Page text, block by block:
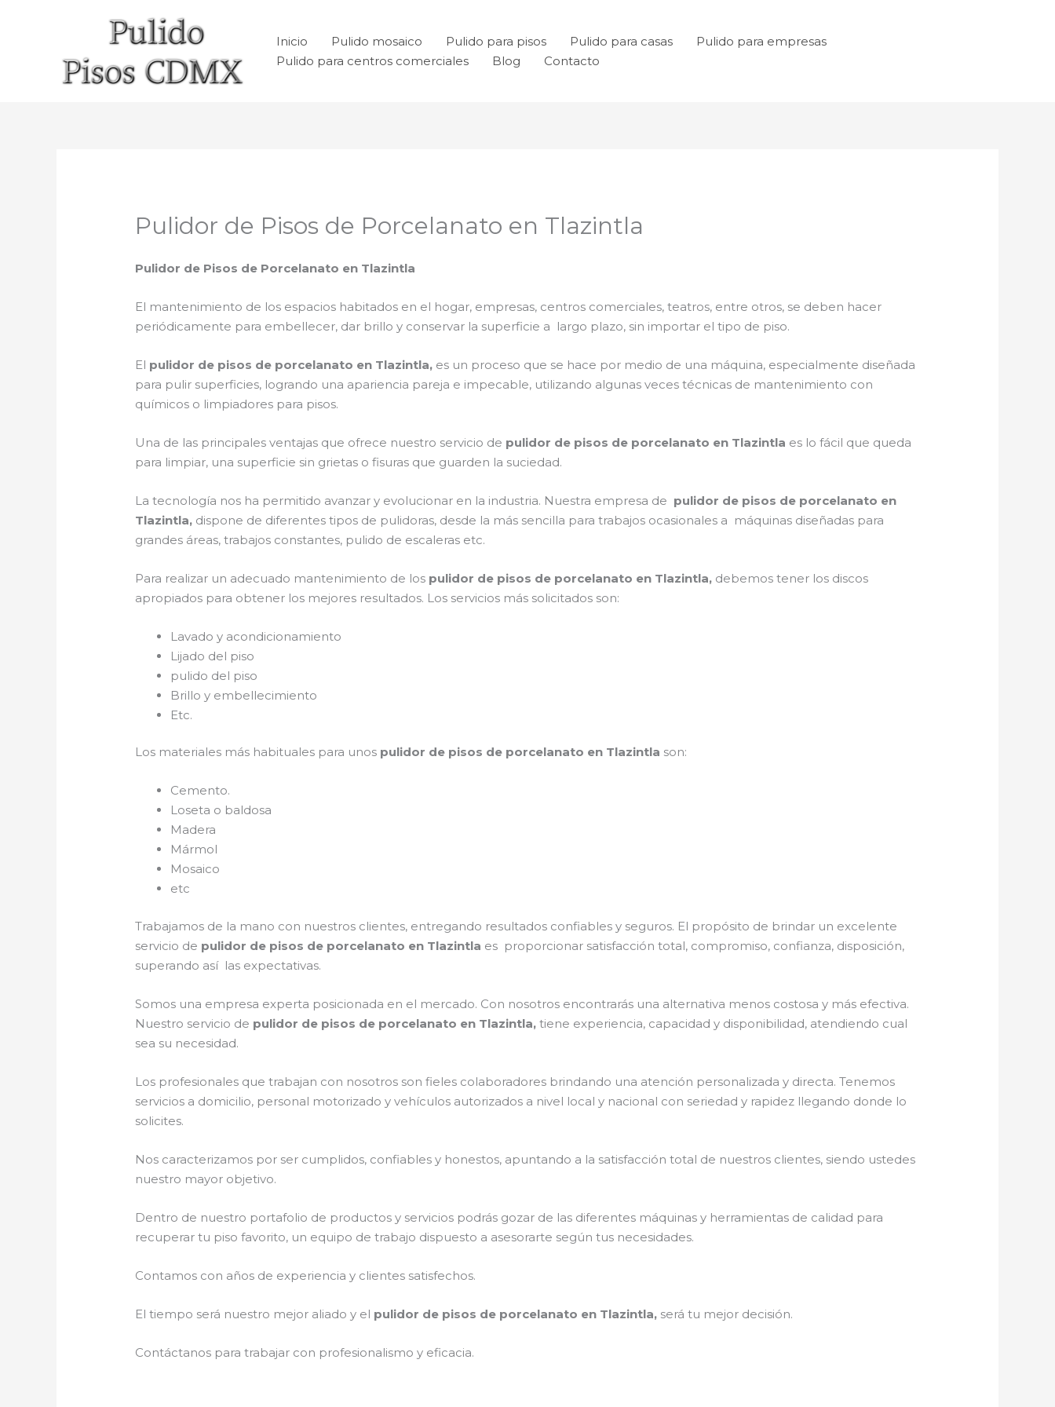
Inicio Pulido mosaico Pulido para pisos Pulido para casas
Pulido para empresas
Pulido para centros comerciales
Blog Contacto
Pulidor de Pisos de Porcelanato en Tlazintla
Pulidor de Pisos de Porcelanato en Tlazintla
El mantenimiento de los espacios habitados en el hogar, empresas, centros comerciales, teatros, entre otros, se deben hacer
periódicamente para embellecer, dar brillo y conservar la superficie a largo plazo, sin importar el tipo de piso.
El pulidor de pisos de porcelanato en Tlazintla, es un proceso que se hace por medio de una máquina, especialmente diseñada
para pulir superficies, logrando una apariencia pareja e impecable, utilizando algunas veces técnicas de mantenimiento con
químicos o limpiadores para pisos.
Una de las principales ventajas que ofrece nuestro servicio de pulidor de pisos de porcelanato en Tlazintla es lo fácil que queda
para limpiar, una superficie sin grietas o fisuras que guarden la suciedad.
La tecnología nos ha permitido avanzar y evolucionar en la industria. Nuestra empresa de pulidor de pisos de porcelanato en
Tlazintla, dispone de diferentes tipos de pulidoras, desde la más sencilla para trabajos ocasionales a máquinas diseñadas para
grandes áreas, trabajos constantes, pulido de escaleras etc.
Para realizar un adecuado mantenimiento de los pulidor de pisos de porcelanato en Tlazintla, debemos tener los discos
apropiados para obtener los mejores resultados. Los servicios más solicitados son:
Lavado y acondicionamiento
Lijado del piso
pulido del piso
Brillo y embellecimiento
Etc.
Los materiales más habituales para unos pulidor de pisos de porcelanato en Tlazintla son:
Cemento.
Loseta o baldosa
Madera
Mármol
Mosaico
etc
Trabajamos de la mano con nuestros clientes, entregando resultados confiables y seguros. El propósito de brindar un excelente
servicio de pulidor de pisos de porcelanato en Tlazintla es proporcionar satisfacción total, compromiso, confianza, disposición,
superando así las expectativas.
Somos una empresa experta posicionada en el mercado. Con nosotros encontrarás una alternativa menos costosa y más efectiva.
Nuestro servicio de pulidor de pisos de porcelanato en Tlazintla,tiene experiencia, capacidad y disponibilidad, atendiendo cual
sea su necesidad.
Los profesionales que trabajan con nosotros son fieles colaboradores brindando una atención personalizada y directa. Tenemos
servicios a domicilio, personal motorizado y vehículos autorizados a nivel local y nacional con seriedad y rapidez llegando donde lo
solicites.
Nos caracterizamos por ser cumplidos, confiables y honestos, apuntando a la satisfacción total de nuestros clientes, siendo ustedes
nuestro mayor objetivo.
Dentro de nuestro portafolio de productos y servicios podrás gozar de las diferentes máquinas y herramientas de calidad para
recuperar tu piso favorito, un equipo de trabajo dispuesto a asesorarte según tus necesidades.
Contamos con años de experiencia y clientes satisfechos.
El tiempo será nuestro mejor aliado y el pulidor de pisos de porcelanato en Tlazintla, será tu mejor decisión.
Contáctanos para trabajar con profesionalismo y eficacia.